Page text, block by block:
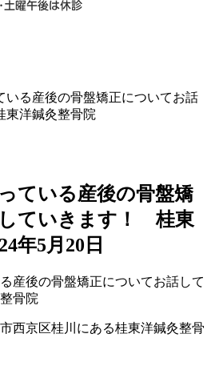
いる産後の骨盤矯正についてお話
洋鍼灸整骨院
ている産後の骨盤矯
ていきます！ 桂東
年5月20日
西京区桂川にある桂東洋鍼灸整骨